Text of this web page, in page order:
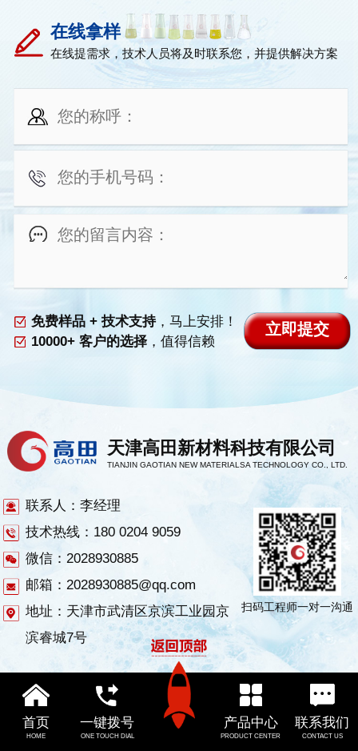
在线拿样
在线提需求，技术人员将及时联系您，并提供解决方案
免费样品 + 技术支持，马上安排！
10000+ 客户的选择，值得信赖
天津高田新材料科技有限公司
TIANJIN GAOTIAN NEW MATERIALSA TECHNOLOGY CO., LTD.
联系人：李经理
技术热线：180 0204 9059
微信：2028930885
邮箱：2028930885@qq.com
地址：天津市武清区京滨工业园京
滨睿城7号
扫码工程师一对一沟通
首页
HOME
一键拨号
ONE TOUCH DIAL
产品中心
PRODUCT CENTER
联系我们
CONTACT US